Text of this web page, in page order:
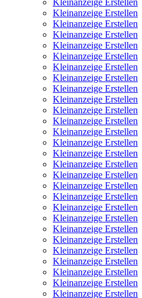
Kleinanzeige Erstellen
Kleinanzeige Erstellen
Kleinanzeige Erstellen
Kleinanzeige Erstellen
Kleinanzeige Erstellen
Kleinanzeige Erstellen
Kleinanzeige Erstellen
Kleinanzeige Erstellen
Kleinanzeige Erstellen
Kleinanzeige Erstellen
Kleinanzeige Erstellen
Kleinanzeige Erstellen
Kleinanzeige Erstellen
Kleinanzeige Erstellen
Kleinanzeige Erstellen
Kleinanzeige Erstellen
Kleinanzeige Erstellen
Kleinanzeige Erstellen
Kleinanzeige Erstellen
Kleinanzeige Erstellen
Kleinanzeige Erstellen
Kleinanzeige Erstellen
Kleinanzeige Erstellen
Kleinanzeige Erstellen
Kleinanzeige Erstellen
Kleinanzeige Erstellen
Kleinanzeige Erstellen